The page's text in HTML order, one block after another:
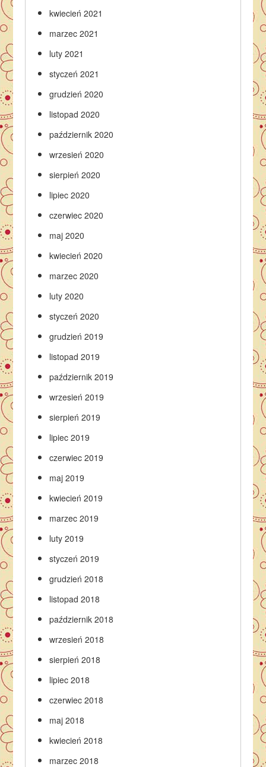
kwiecień 2021
marzec 2021
luty 2021
styczeń 2021
grudzień 2020
listopad 2020
październik 2020
wrzesień 2020
sierpień 2020
lipiec 2020
czerwiec 2020
maj 2020
kwiecień 2020
marzec 2020
luty 2020
styczeń 2020
grudzień 2019
listopad 2019
październik 2019
wrzesień 2019
sierpień 2019
lipiec 2019
czerwiec 2019
maj 2019
kwiecień 2019
marzec 2019
luty 2019
styczeń 2019
grudzień 2018
listopad 2018
październik 2018
wrzesień 2018
sierpień 2018
lipiec 2018
czerwiec 2018
maj 2018
kwiecień 2018
marzec 2018